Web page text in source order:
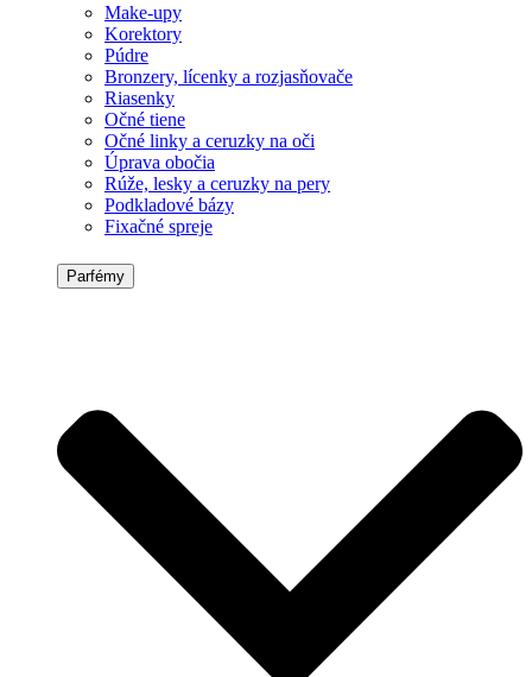
Make-upy
Korektory
Púdre
Bronzery, lícenky a rozjasňovače
Riasenky
Očné tiene
Očné linky a ceruzky na oči
Úprava obočia
Rúže, lesky a ceruzky na pery
Podkladové bázy
Fixačné spreje
Parfémy